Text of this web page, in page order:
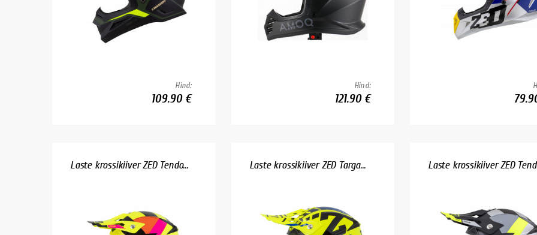
Hind:
109.90 €
Hind:
121.90 €
Laste krossikiiver ZED Tendo... Laste krossikiiver ZED Targa... Laste krossikiiver ZED